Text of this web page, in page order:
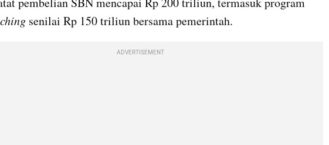
senilai Rp 150 triliun bersama pemerintah.
ADVERTISEMENT